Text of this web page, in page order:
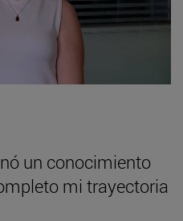
un conocimiento
mi trayectoria